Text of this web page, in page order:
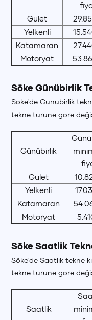
Gulet
Yelkenli
Katamaran
Motoryat
Söke Günübirlik
Söke'de Günübirlik
tekne türüne göre
Günübirlik
Gulet
Yelkenli
Katamaran
Motoryat
Söke Saatlik
Söke'de Saatlik tekne
tekne türüne göre
Saatlik